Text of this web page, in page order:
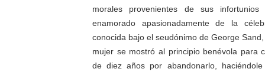
morales provenientes de sus
enamorado apasionadamente de la
conocida bajo el seudónimo de George Sand
mujer se mostró al principio benévola para
de diez años por abandonarlo,